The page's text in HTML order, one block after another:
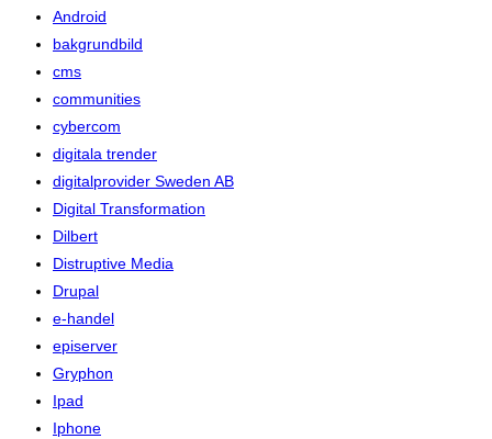
Android
bakgrundbild
cms
communities
cybercom
digitala trender
digitalprovider Sweden AB
Digital Transformation
Dilbert
Distruptive Media
Drupal
e-handel
episerver
Gryphon
Ipad
Iphone